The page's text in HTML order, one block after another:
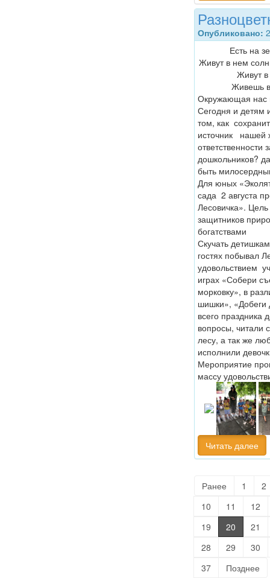
Опубликовано:
Есть на
Живут в нем
Живут
Живешь в
Окружающая нас
Сегодня и детям
том, как
источник нашей
дошкольников?
быть
Для юных
сада 2 августа
Лесовичка».
защитников
богатствами
Скучать
гостях побывал
удовольствием
играх «Собери
морковку», в
шишки», «Добеги
всего праздника
вопросы, читали
лесу, а так же
исполнили
Мероприятие
массу
Читать далее
Ранее 1
2
10
11
12
19
20
21
28
29
30
37
Позднее